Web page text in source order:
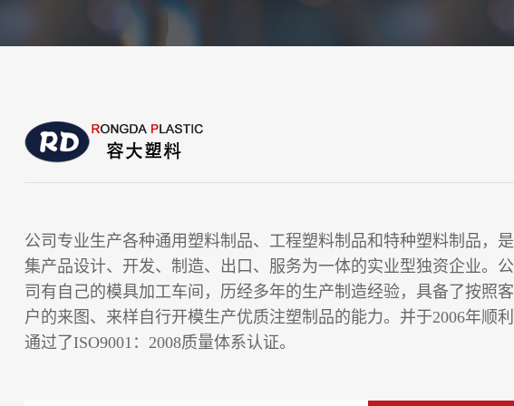
公司专业生产各种通用塑料制品、工程塑料制品和特种塑料制品，是
集产品设计、开发、制造、出口、服务为一体的实业型独资企业。公
司有自己的模具加工车间，历经多年的生产制造经验，具备了按照客
户的来图、来样自行开模生产优质注塑制品的能力。并于2006年顺利
通过了ISO9001：2008质量体系认证。